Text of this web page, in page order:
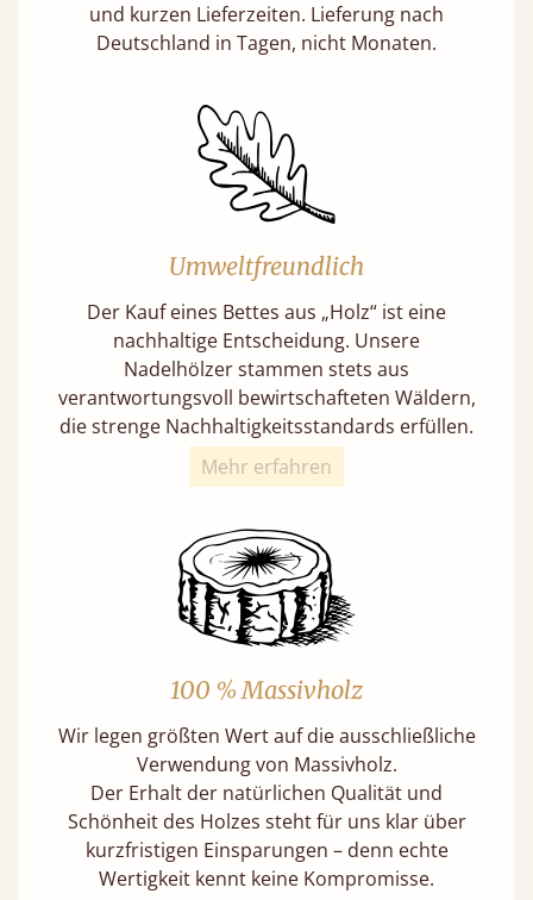
und kurzen Lieferzeiten. Lieferung nach
Deutschland in Tagen, nicht Monaten.
Umweltfreundlich
Der Kauf eines Bettes aus „Holz“ ist eine
nachhaltige Entscheidung. Unsere
Nadelhölzer stammen stets aus
verantwortungsvoll bewirtschafteten Wäldern,
die strenge Nachhaltigkeitsstandards erfüllen.
Mehr erfahren
100 % Massivholz
Wir legen größten Wert auf die ausschließliche
Verwendung von Massivholz.
Der Erhalt der natürlichen Qualität und
Schönheit des Holzes steht für uns klar über
kurzfristigen Einsparungen – denn echte
Wertigkeit kennt keine Kompromisse.